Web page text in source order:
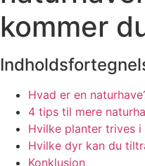
kommer
Hvad er en
4 tips til mere
Hvilke planter trives i
Hvilke dyr kan du
Konklusion